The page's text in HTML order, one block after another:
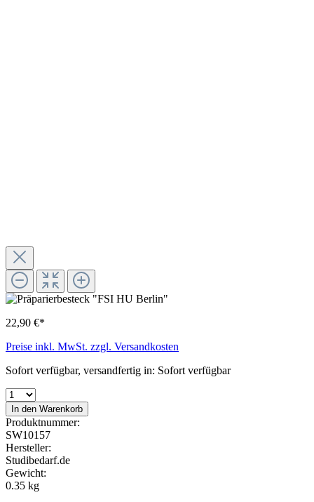
22,90 €*
Preise inkl. MwSt. zzgl. Versandkosten
Sofort verfügbar, versandfertig in: Sofort verfügbar
In den Warenkorb
Produktnummer:
SW10157
Hersteller:
Studibedarf.de
Gewicht:
0.35 kg